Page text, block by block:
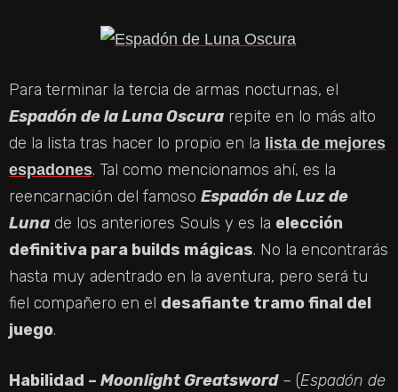
Para terminar la tercia de armas nocturnas, el
Espadón de la Luna Oscura repite en lo más alto
de la lista tras hacer lo propio en la lista de mejores
espadones. Tal como mencionamos ahí, es la
reencarnación del famoso Espadón de Luz de
Luna de los anteriores Souls y es la elección
definitiva para builds mágicas. No la encontrarás
hasta muy adentrado en la aventura, pero será tu
fiel compañero en el desafiante tramo final del
juego.
Habilidad – Moonlight Greatsword– (Espadón de